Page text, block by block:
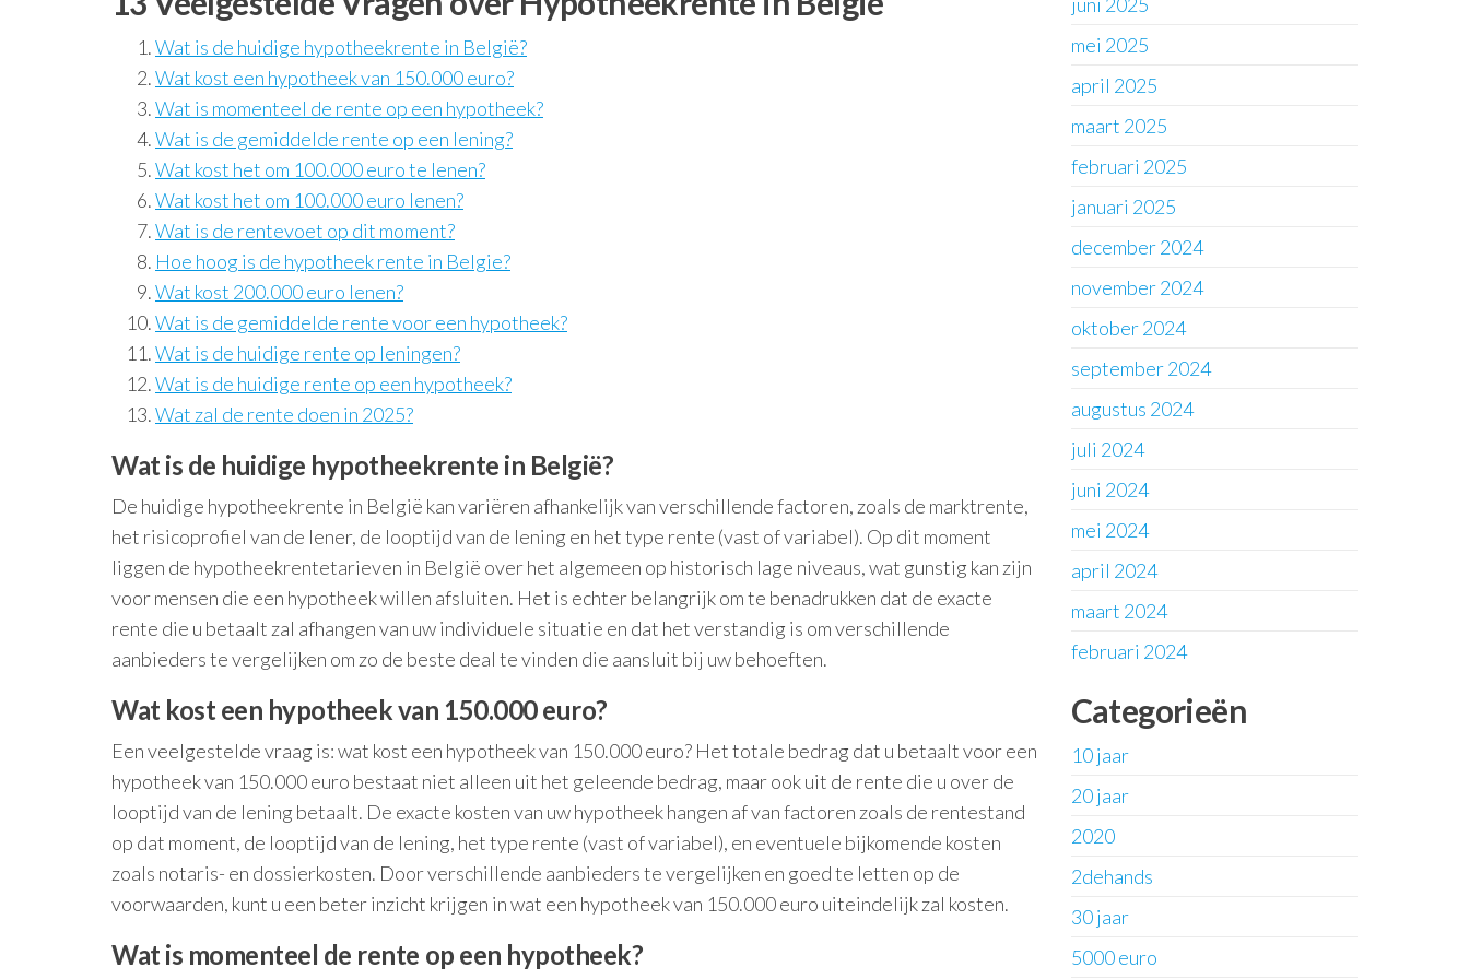
Wat is de huidige hypotheekrente in België?
Wat kost een hypotheek van 150.000 euro?
Wat is momenteel de rente op een hypotheek?
Wat is de gemiddelde rente op een lening?
Wat kost het om 100.000 euro te lenen?
Wat kost het om 100.000 euro lenen?
Wat is de rentevoet op dit moment?
Hoe hoog is de hypotheek rente in Belgie?
Wat kost 200.000 euro lenen?
Wat is de gemiddelde rente voor een hypotheek?
Wat is de huidige rente op leningen?
Wat is de huidige rente op een hypotheek?
Wat zal de rente doen in 2025?
Wat is de huidige hypotheekrente in België?
De huidige hypotheekrente in België kan variëren afhankelijk van verschillende factoren, zoals de marktrente,
het risicoprofiel van de lener, de looptijd van de lening en het type rente (vast of variabel). Op dit moment
liggen de hypotheekrentetarieven in België over het algemeen op historisch lage niveaus, wat gunstig kan zijn
voor mensen die een hypotheek willen afsluiten. Het is echter belangrijk om te benadrukken dat de exacte
rente die u betaalt zal afhangen van uw individuele situatie en dat het verstandig is om verschillende
aanbieders te vergelijken om zo de beste deal te vinden die aansluit bij uw behoeften.
Wat kost een hypotheek van 150.000 euro?
Een veelgestelde vraag is: wat kost een hypotheek van 150.000 euro? Het totale bedrag dat u betaalt voor een
hypotheek van 150.000 euro bestaat niet alleen uit het geleende bedrag, maar ook uit de rente die u over de
looptijd van de lening betaalt. De exacte kosten van uw hypotheek hangen af van factoren zoals de rentestand
op dat moment, de looptijd van de lening, het type rente (vast of variabel), en eventuele bijkomende kosten
zoals notaris- en dossierkosten. Door verschillende aanbieders te vergelijken en goed te letten op de
voorwaarden, kunt u een beter inzicht krijgen in wat een hypotheek van 150.000 euro uiteindelijk zal kosten.
Wat is momenteel de rente op een hypotheek?
mei 2025
april 2025
maart 2025
februari 2025
januari 2025
december 2024
november 2024
oktober 2024
september 2024
augustus 2024
juli 2024
juni 2024
mei 2024
april 2024
maart 2024
februari 2024
Categorieën
10 jaar
20 jaar
2020
2dehands
30 jaar
5000 euro